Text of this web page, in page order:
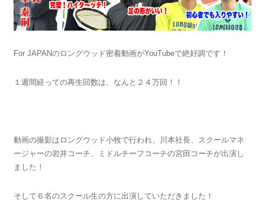
For JAPANのロングウッド密着動画がYouTubeで絶好調です！
１週間経っての再生回数は、なんと２４万回！！
動画の撮影はロングウッド小牧で行われ、川本社長、スクールマネ
ージャーの岩井コーチ、ミドルチーフコーチの宮田コーチが出演し
ました！
そして６名のスクール生の方に出演していただきました！